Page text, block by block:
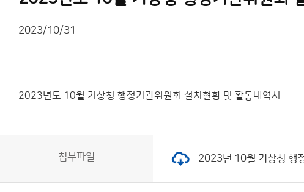
2023/10/31
2023년도 10월 기상청 행정기관위원회 설치현황 및 활동내역서
첨부파일 2023년 10월 기상청 행